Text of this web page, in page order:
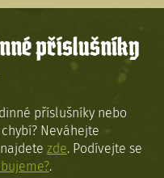
příslušníky
příslušníky nebo
Neváhejte
zde. Podívejte se
.